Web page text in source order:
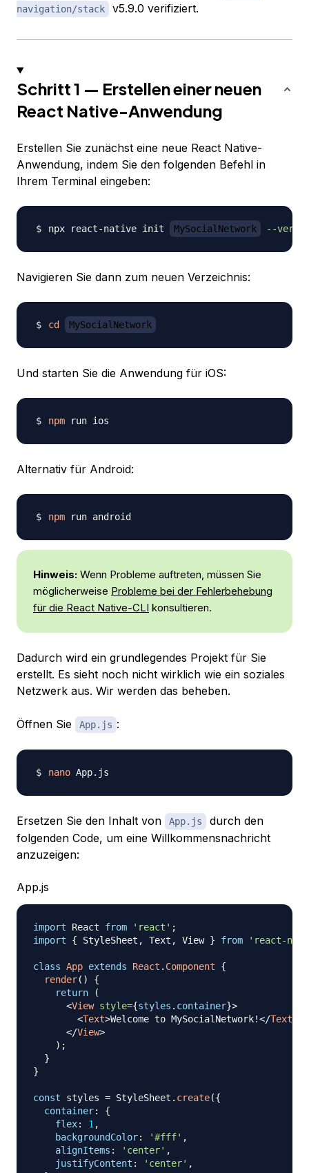
navigation/stack
v5.9.0 verifiziert.
Schritt 1 — Erstellen einer neuen
React Native-Anwendung
Erstellen Sie zunächst eine neue React Native-
Anwendung, indem Sie den folgenden Befehl in
Ihrem Terminal eingeben:
npx react-native init MySocialNetwork --
Navigieren Sie dann zum neuen Verzeichnis:
cd MySocialNetwork
Und starten Sie die Anwendung für iOS:
npm
Alternativ für Android:
npm
Hinweis: Wenn Probleme auftreten, müssen Sie
möglicherweise Probleme bei der Fehlerbehebung
für die React Native-CLI konsultieren.
Dadurch wird ein grundlegendes Projekt für Sie
erstellt. Es sieht noch nicht wirklich wie ein soziales
Netzwerk aus. Wir werden das beheben.
Öffnen Sie App.js :
nano
Ersetzen Sie den Inhalt von App.js
durch den
folgenden Code, um eine Willkommensnachricht
anzuzeigen:
App.js
import React from 'react' ;
import
{ StyleSheet , Text , View } from 'react-
class App extends React . Component
{
render( )
{
return
(
<View style={styles . container}>
<Text>Welcome to MySocialNetwork!</Text
</View>
) ;
}
}
const styles = StyleSheet . create({
container:
{
flex: 1,
backgroundColor: '#fff' ,
alignItems : 'center' ,
justifyContent : 'center' ,